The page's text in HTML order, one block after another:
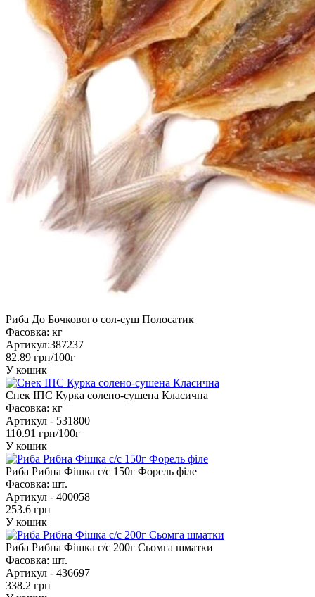
Риба До Бочкового сол-суш Полосатик
Фасовка: кг
Артикул:387237
82.89 грн/100г
У кошик
Снек ІПС Курка солено-сушена Класична
Фасовка: кг
Артикул - 531800
110.91 грн/100г
У кошик
Риба Рибна Фішка с/с 150г Форель філе
Фасовка: шт.
Артикул - 400058
253.6 грн
У кошик
Риба Рибна Фішка с/с 200г Сьомга шматки
Фасовка: шт.
Артикул - 436697
338.2 грн